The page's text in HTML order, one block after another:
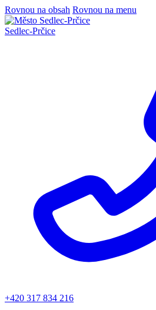
Rovnou na obsah Rovnou na menu
Sedlec-Prčice
+420 317 834 216